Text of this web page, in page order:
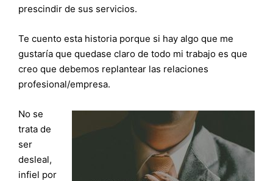
prescindir de sus servicios.
Te cuento esta historia porque si hay algo que me
gustaría que quedase claro de todo mi trabajo es que
creo que debemos replantear las relaciones
profesional/empresa.
No se
trata de
ser
desleal,
infiel por